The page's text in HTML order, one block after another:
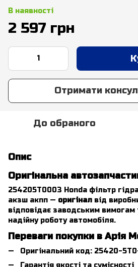
В наявності
2 597 грн
Отримати
До обраного
Опис
Оригінальна
254205T0003 Honda фільтр
акзш акпп — оригінал від
відповідає заводським вимогам
надійну роботу автомобіля.
Переваги покупки в Арія
Оригінальний код: 25420-
Гарантія якості та сумісності